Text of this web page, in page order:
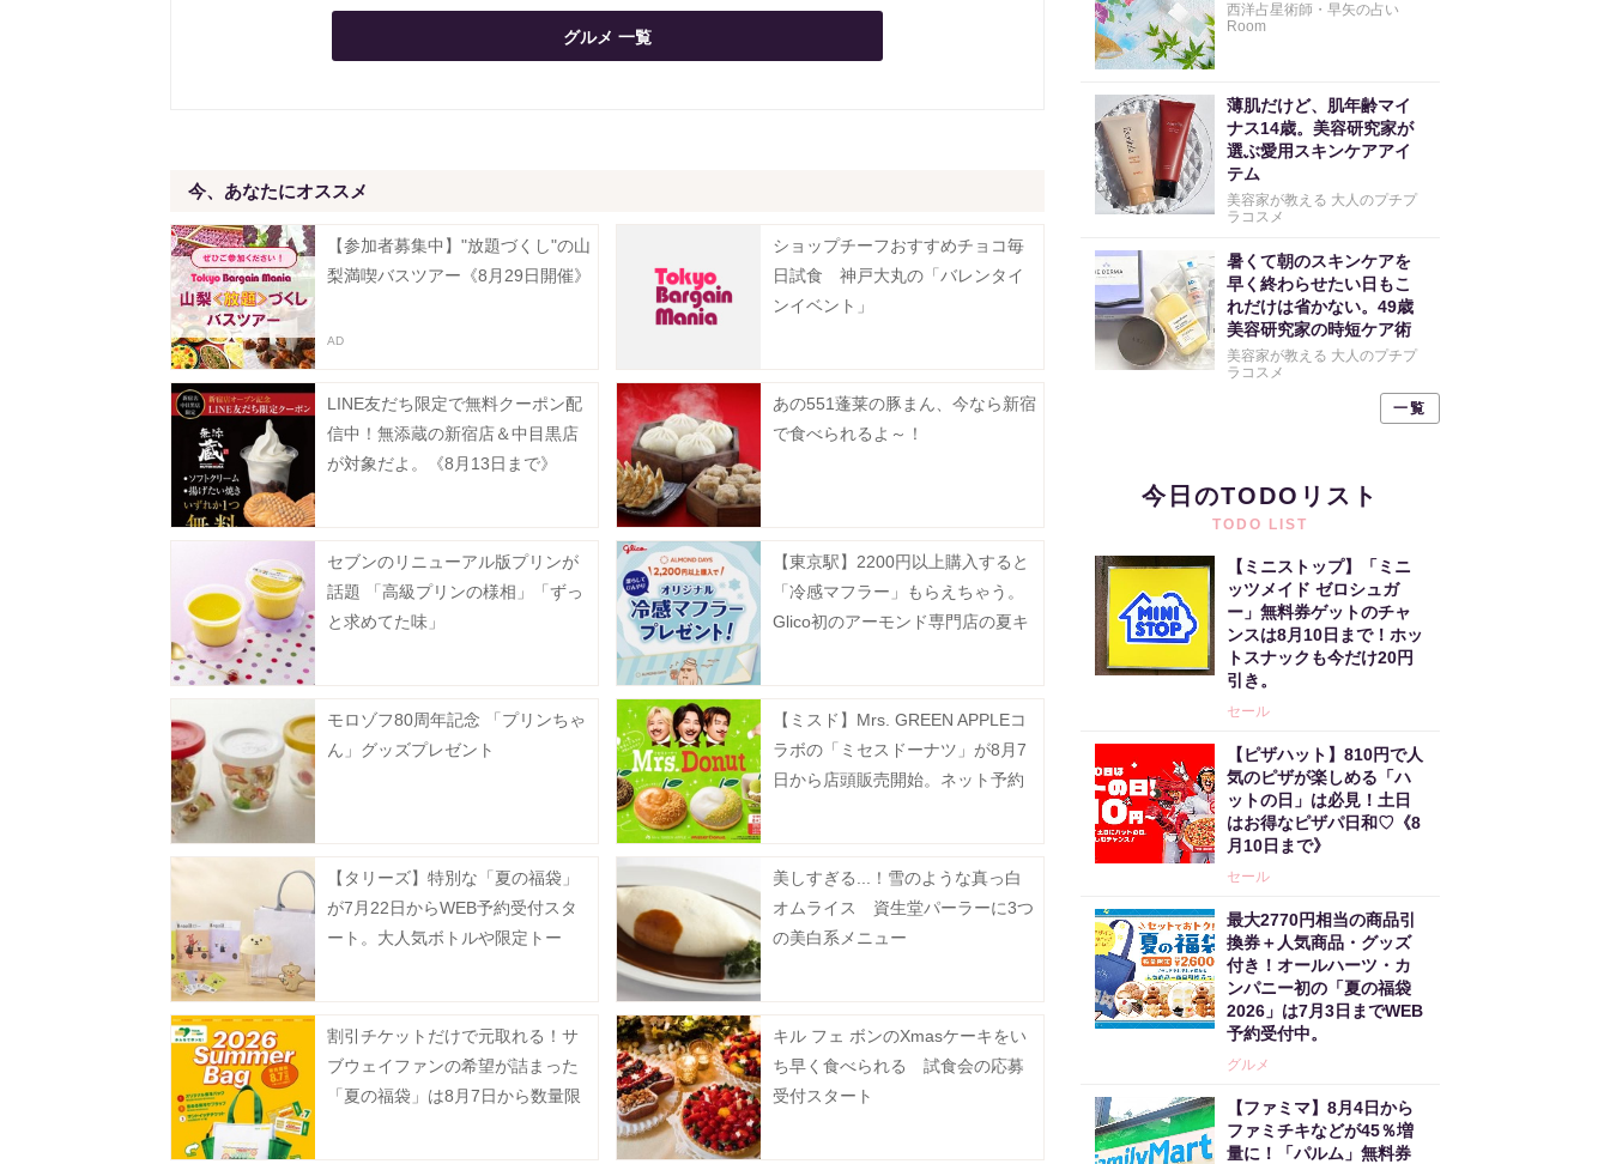
グルメ 一覧
今、あなたにオススメ
【参加者募集中】"放題づくし"の山
梨満喫バスツアー《8月29日開催》
ショップチーフおすすめチョコ毎
日試食 神戸大丸の「バレンタイ
ンイベント」
LINE友だち限定で無料クーポン配
信中！無添蔵の新宿店＆中目黒店
が対象だよ。《8月13日まで》
あの551蓬莱の豚まん、今なら新宿
で食べられるよ～！
セブンのリニューアル版プリンが
話題 「高級プリンの様相」「ずっ
と求めてた味」
【東京駅】2200円以上購入すると
「冷感マフラー」もらえちゃう。
Glico初のアーモンド専門店の夏キ
モロゾフ80周年記念 「プリンちゃ
ん」グッズプレゼント
【ミスド】Mrs. GREEN APPLEコ
ラボの「ミセスドーナツ」が8月7
日から店頭販売開始。ネット予約
【タリーズ】特別な「夏の福袋」
が7月22日からWEB予約受付スタ
ート。大人気ボトルや限定トー
美しすぎる...！雪のような真っ白
オムライス 資生堂パーラーに3つ
の美白系メニュー
割引チケットだけで元取れる！サ
ブウェイファンの希望が詰まった
「夏の福袋」は8月7日から数量限
キル フェ ボンのXmasケーキをい
ち早く食べられる 試食会の応募
受付スタート
西洋占星術師・早矢の占い
Room
薄肌だけど、肌年齢マイ
ナス14歳。美容研究家が
選ぶ愛用スキンケアアイ
テム
美容家が教える 大人のプチプ
ラコスメ
暑くて朝のスキンケアを
早く終わらせたい日もこ
れだけは省かない。49歳
美容研究家の時短ケア術
美容家が教える 大人のプチプ
ラコスメ
一覧
今日のTODOリスト
TODO LIST
【ミニストップ】「ミニ
ッツメイド ゼロシュガ
ー」無料券ゲットのチャ
ンスは8月10日まで！ホッ
トスナックも今だけ20円
引き。
セール
【ピザハット】810円で人
気のピザが楽しめる「ハ
ットの日」は必見！土日
はお得なピザパ日和♡《8
月10日まで》
セール
最大2770円相当の商品引
換券＋人気商品・グッズ
付き！オールハーツ・カ
ンパニー初の「夏の福袋
2026」は7月3日までWEB
予約受付中。
グルメ
【ファミマ】8月4日から
ファミチキなどが45％増
量に！「パルム」無料券